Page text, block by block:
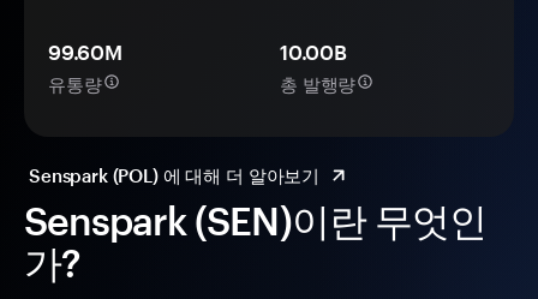
Senspark (SEN)이란 무엇인
가?
99.60M
유통량
10.00B
총 발행량
Senspark (POL) 에 대해 더 알아보기